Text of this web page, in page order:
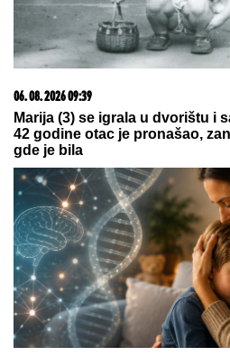
Monika Beluči (61) stigla u
KAKVE FARMERKE NOSI -
ovom izdanju, a baš joj
koji izdužuje figuru, a onda
prepoznatljivom stilu
priznao šta se
rijalitija, ne
odnos nakon
Veliki požar
Gori kod
više pravaca,